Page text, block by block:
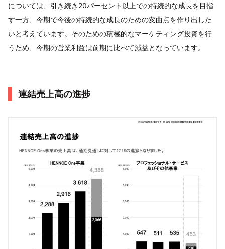
については、引き続き20パーセント以上での持続的な成長を目指
す一方、今期で今後の持続的な成長のための変曲点を作り出した
いと考えています。そのための積極的なマーケティング投資を行
うため、今期の営業利益は前期に比べて減益となっています。
連結売上高の進捗